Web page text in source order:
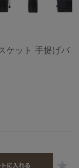
ケット 手提げバ